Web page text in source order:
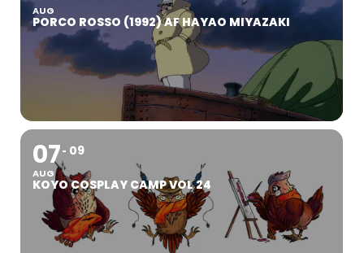
AUG
PORCO ROSSO (1992) AF HAYAO MIYAZAKI
07
AUG
09
KOYO COSPLAY CAMP VOL 24